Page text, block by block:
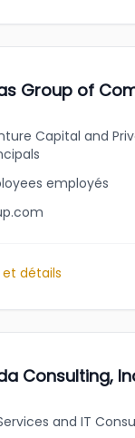
Group of
Capital and
employés
et détails
Consulting,
and IT